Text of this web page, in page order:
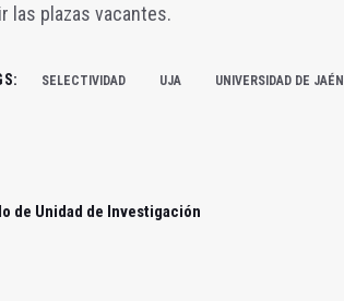
las plazas vacantes.
SELECTIVIDAD UJA UNIVERSIDAD DE JAÉN
de Unidad de Investigación